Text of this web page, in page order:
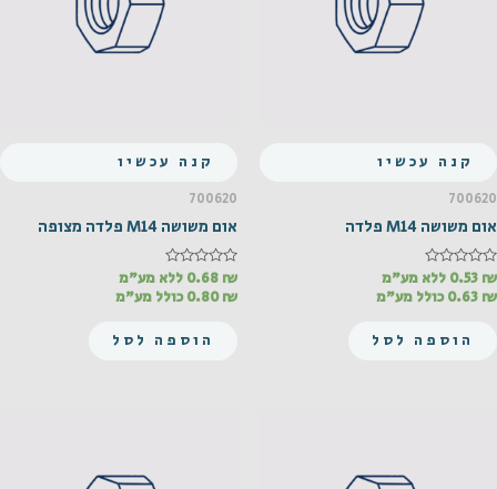
קנה עכשיו
700620
אום משושה M14 פלדה
דורג
מתוך
0.53 ₪
ללא מע"מ
0.63 ₪ כולל מע"מ
הוספה לסל
קנה עכשיו
700620
אום משושה M14 פלדה מצופה
דורג
מתוך
0.68 ₪
ללא מע"מ
0.80₪ כולל מע"מ
הוספה לסל